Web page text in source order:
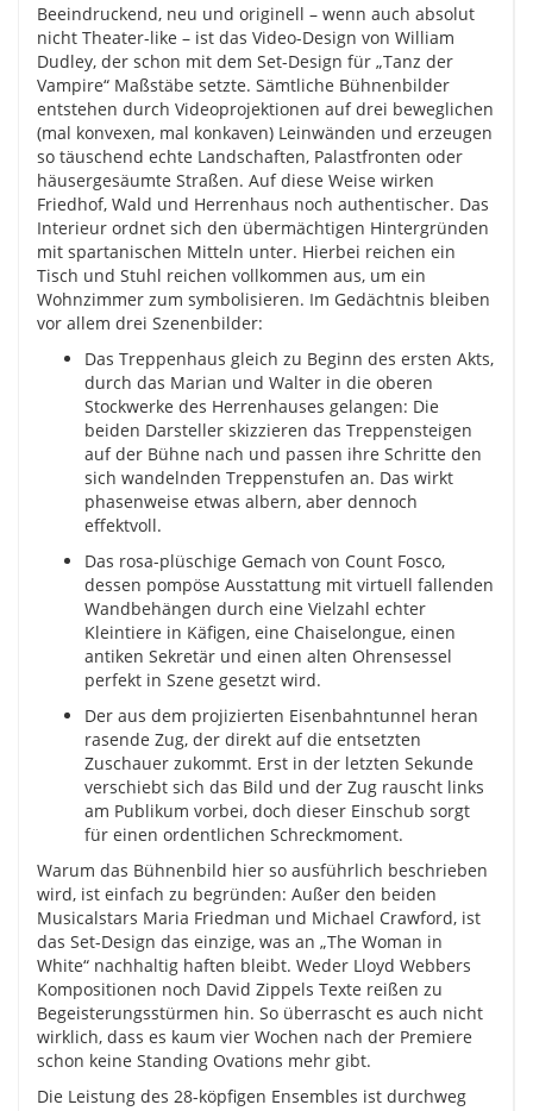
Beeindruckend, neu und originell – wenn auch absolut
nicht Theater-like – ist das Video-Design von William
Dudley, der schon mit dem Set-Design für „Tanz der
Vampire“ Maßstäbe setzte. Sämtliche Bühnenbilder
entstehen durch Videoprojektionen auf drei beweglichen
(mal konvexen, mal konkaven) Leinwänden und erzeugen
so täuschend echte Landschaften, Palastfronten oder
häusergesäumte Straßen. Auf diese Weise wirken
Friedhof, Wald und Herrenhaus noch authentischer. Das
Interieur ordnet sich den übermächtigen Hintergründen
mit spartanischen Mitteln unter. Hierbei reichen ein
Tisch und Stuhl reichen vollkommen aus, um ein
Wohnzimmer zum symbolisieren. Im Gedächtnis bleiben
vor allem drei Szenenbilder:
Das Treppenhaus gleich zu Beginn des ersten Akts,
durch das Marian und Walter in die oberen
Stockwerke des Herrenhauses gelangen: Die
beiden Darsteller skizzieren das Treppensteigen
auf der Bühne nach und passen ihre Schritte den
sich wandelnden Treppenstufen an. Das wirkt
phasenweise etwas albern, aber dennoch
effektvoll.
Das rosa-plüschige Gemach von Count Fosco,
dessen pompöse Ausstattung mit virtuell fallenden
Wandbehängen durch eine Vielzahl echter
Kleintiere in Käfigen, eine Chaiselongue, einen
antiken Sekretär und einen alten Ohrensessel
perfekt in Szene gesetzt wird.
Der aus dem projizierten Eisenbahntunnel heran
rasende Zug, der direkt auf die entsetzten
Zuschauer zukommt. Erst in der letzten Sekunde
verschiebt sich das Bild und der Zug rauscht links
am Publikum vorbei, doch dieser Einschub sorgt
für einen ordentlichen Schreckmoment.
Warum das Bühnenbild hier so ausführlich beschrieben
wird, ist einfach zu begründen: Außer den beiden
Musicalstars Maria Friedman und Michael Crawford, ist
das Set-Design das einzige, was an „The Woman in
White“ nachhaltig haften bleibt. Weder Lloyd Webbers
Kompositionen noch David Zippels Texte reißen zu
Begeisterungsstürmen hin. So überrascht es auch nicht
wirklich, dass es kaum vier Wochen nach der Premiere
schon keine Standing Ovations mehr gibt.
Die Leistung des 28-köpfigen Ensembles ist durchweg